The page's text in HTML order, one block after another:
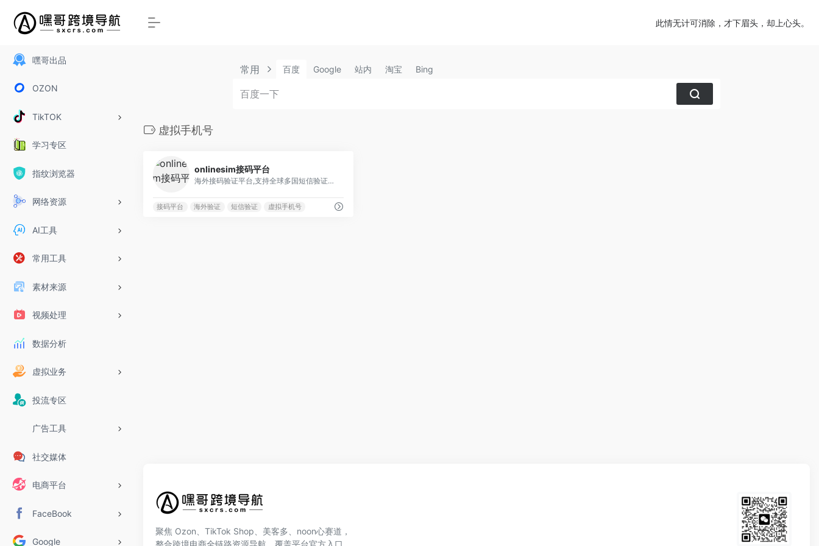
嘿哥出品
OZON
TikTOK
学习专区
指纹浏览器
网络资源
AI工具
常用工具
素材来源
视频处理
数据分析
虚拟业务
投流专区
广告工具
社交媒体
电商平台
FaceBook
Google
此情无计可消除，才下眉头，却上心头。
常用 百度 Google 站内 淘宝 Bing
虚拟手机号
onlinesim接码平台
海外接码验证平台,支持全球多国短信验证码接收
接码平台 海外验证 短信验证 虚拟手机号
聚焦 Ozon、TikTok Shop、美客多、noon心赛道，
整合跨境电商全链路资源导航，覆盖平台官方入口、